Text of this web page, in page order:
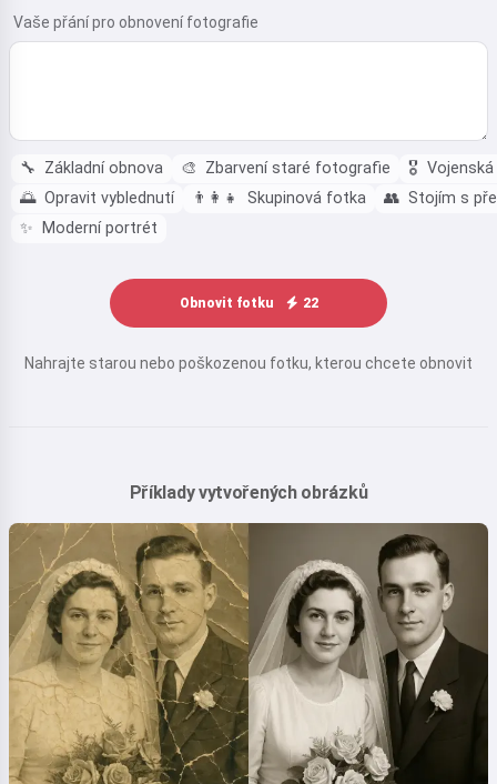
Vaše přání pro obnovení fotografie
🔧 Základní obnova 🎨 Zbarvení staré fotografie 🎖️
🌅 Opravit vyblednutí 👨‍👩‍👧 Skupinová fotka 👥 Stojím s
✨
Moderní portrét
Obnovit fotku 22
Nahrajte starou nebo poškozenou fotku, kterou chcete obnovit
Příklady vytvořených obrázků